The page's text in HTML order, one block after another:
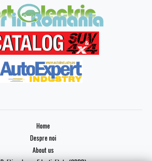
Home
Despre noi
About us